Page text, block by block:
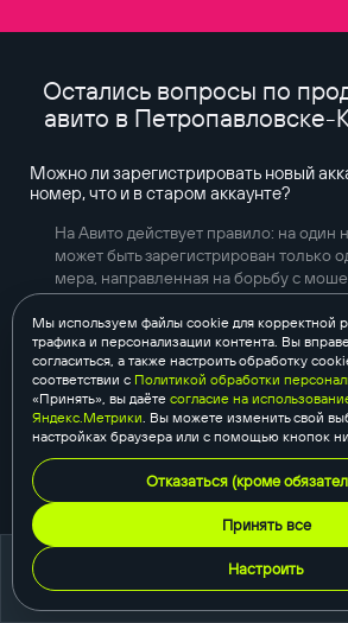
портфолио
Остались вопросы по
авито в Петропавловске-
Можно ли зарегистрировать новый
номер, что и в старом аккаунте?
На Авито действует правило: на
может быть зарегистрирован только
мера, направленная на борьбу с
обеспечением безопасности
попытаемся зарегистрировать новый
номер, то старый аккаунт может быть
Как подтвердить свой аккаунт?
В профиле нет отзывов. Насколько это
Мы используем файлы cookie для корректной
трафика и персонализации контента. Вы вправе
согласиться, а также настроить обработку
соответствии с Политикой обработки
«Принять», вы даёте согласие на
Яндекс.Метрики. Вы можете изменить свой
настройках браузера или с помощью кнопок
Отказаться (кроме
Принять все
Настроить